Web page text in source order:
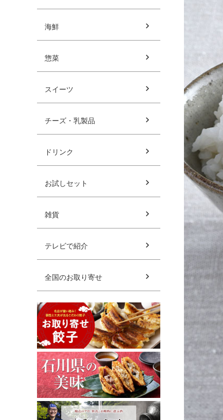
海鮮
惣菜
スイーツ
チーズ・乳製品
ドリンク
お試しセット
雑貨
テレビで紹介
全国のお取り寄せ